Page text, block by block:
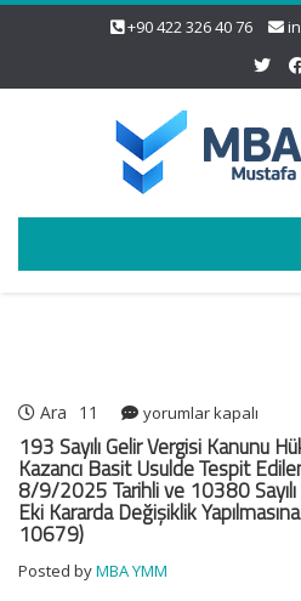
+90 422 326 40 76
Ara 11
193
Sayılı
Gelir
Vergisi
Kanunu
Göre
yorumlar kapalı
193 Sayılı Gelir Vergisi Kanunu
Kazancı Basit Usulde Tespit
8/9/2025 Tarihli ve 10380 Sayılı
Eki Kararda Değişiklik
10679)
Posted byMBA YMM